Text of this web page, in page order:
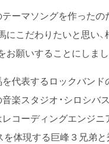
ーマソングを作ったの
にこだわりたいと思い、
お願いすることにしまし
代表するロックバンド
楽スタジオ・シロシバ
レコーディングエンジニ
を体現する巨峰３兄弟